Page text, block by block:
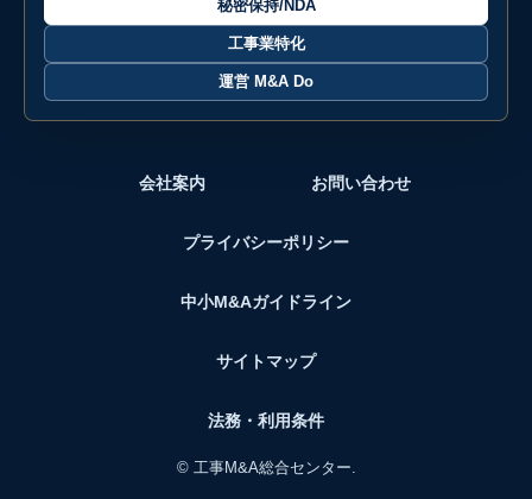
秘密保持/NDA
工事業特化
運営 M&A Do
会社案内 お問い合わせ
プライバシーポリシー
中小M&Aガイドライン
サイトマップ
法務・利用条件
©工事M&A総合センター.